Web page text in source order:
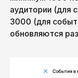
аудитории (для
3000 (для
обновляются